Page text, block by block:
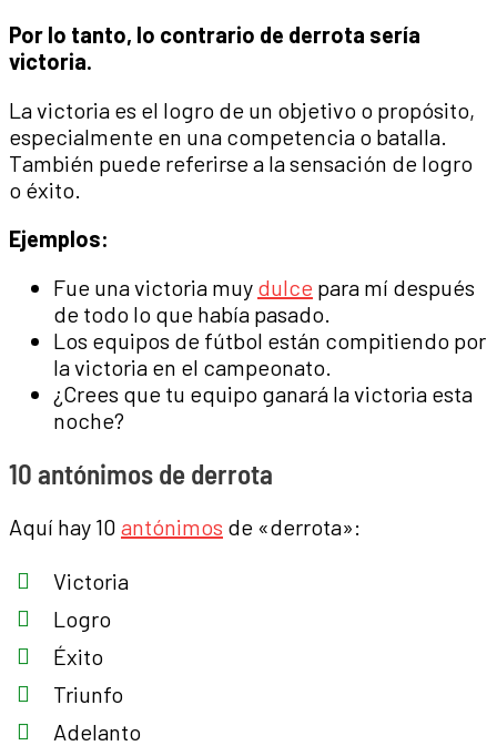
Por lo tanto, lo contrario de derrota sería
victoria.
La victoria es el logro de un objetivo o propósito,
especialmente en una competencia o batalla.
También puede referirse a la sensación de logro
o éxito.
Ejemplos:
Fue una victoria muy dulce para mí después
de todo lo que había pasado.
Los equipos de fútbol están compitiendo por
la victoria en el campeonato.
¿Crees que tu equipo ganará la victoria esta
noche?
10 antónimos de derrota
Aquí hay 10 antónimos de «derrota»:
Victoria
Logro
Éxito
Triunfo
Adelanto